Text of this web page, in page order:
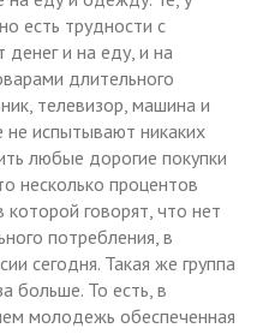
есть трудности с
и на еду, и на
длительного
телевизор, машина и
не испытывают никаких
любые дорогие покупки
несколько процентов
которой говорят, что нет
потребления, в
сегодня. Такая же группа
больше. То есть, в
молодежь обеспеченная